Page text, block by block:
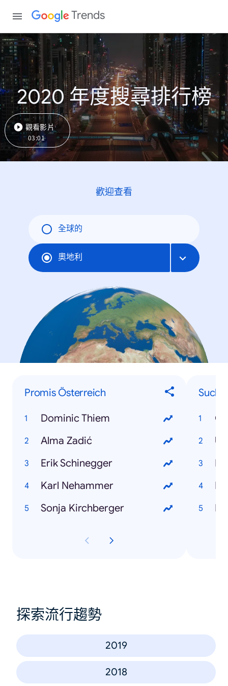
Trends
2020 年度搜尋排行榜
觀看影片
03:01
歡迎查看
全球的
奧地利
Promis Österreich
Dominic Thiem
Alma Zadić
Erik Schinegger
Karl Nehammer
Sonja Kirchberger
探索流行趨勢
2019
2018